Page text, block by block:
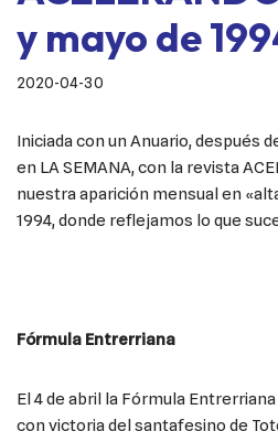
y mayo de
2020-04-30
Iniciada con un Anuario, después
en LA SEMANA, con la revista
nuestra aparición mensual en
1994, donde reflejamos lo que
Fórmula Entrerriana
El 4 de abril la Fórmula
con victoria del santafesino de